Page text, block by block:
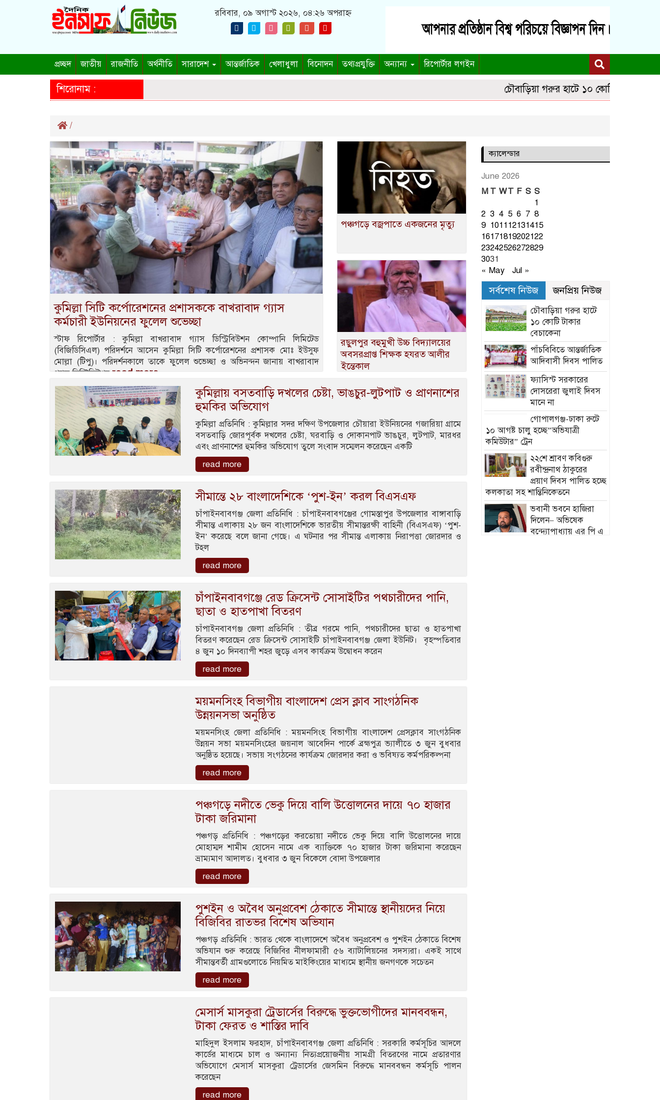
রবিবার, ০৯ অগাস্ট ২০২৬, ০৪:২৬ অপরাহ্ন
প্রচ্ছদ জাতীয় রাজনীতি অর্থনীতি সারাদেশ আন্তর্জাতিক খেলাধুলা বিনোদন তথ্যপ্রযুক্তি অন্যান্য রিপোর্টার লগইন
শিরোনাম : চৌবাড়িয়া গরুর হাটে ১০ কোটি টাকার বেচাকেনা
/
কুমিল্লা সিটি কর্পোরেশনের প্রশাসককে বাখরাবাদ গ্যাস
কর্মচারী ইউনিয়নের ফুলেল শুভেচ্ছা
স্টাফ রিপোর্টার : কুমিল্লা বাখরাবাদ গ্যাস ডিস্ট্রিবিউশন কোম্পানি লিমিটেড
(বিজিডিসিএল) পরিদর্শনে আসেন কুমিল্লা সিটি কর্পোরেশনের প্রশাসক মোঃ ইউসুফ
মোল্লা (টিপু)। পরিদর্শনকালে তাকে ফুলেল শুভেচ্ছা ও অভিনন্দন জানায় বাখরাবাদ
গ্যাস ডিস্ট্রিবিউশন read more
পঞ্চগড়ে বজ্রপাতে একজনের মৃত্যু
রছুলপুর বহুমুখী উচ্চ বিদ্যালয়ের
অবসরপ্রাপ্ত শিক্ষক হযরত আলীর
ইন্তেকাল
কুমিল্লায় বসতবাড়ি দখলের চেষ্টা, ভাঙচুর-লুটপাট ও প্রাণনাশের
হুমকির অভিযোগ
কুমিল্লা প্রতিনিধি : কুমিল্লার সদর দক্ষিণ উপজেলার চৌয়ারা ইউনিয়নের গজারিয়া গ্রামে
বসতবাড়ি জোরপূর্বক দখলের চেষ্টা, ঘরবাড়ি ও দোকানপাট ভাঙচুর, লুটপাট, মারধর
এবং প্রাণনাশের হুমকির অভিযোগ তুলে সংবাদ সম্মেলন করেছেন একটি
read more
সীমান্তে ২৮ বাংলাদেশিকে ‘পুশ-ইন’ করল বিএসএফ
চাঁপাইনবাবগঞ্জ জেলা প্রতিনিধি : চাঁপাইনবাবগঞ্জের গোমস্তাপুর উপজেলার বাঙ্গাবাড়ি
সীমান্ত এলাকায় ২৮ জন বাংলাদেশিকে ভারতীয় সীমান্তরক্ষী বাহিনী (বিএসএফ) ‘পুশ-
ইন’ করেছে বলে জানা গেছে। এ ঘটনার পর সীমান্ত এলাকায় নিরাপত্তা জোরদার ও
টহল
read more
চাঁপাইনবাবগঞ্জে রেড ক্রিসেন্ট সোসাইটির পথচারীদের পানি,
ছাতা ও হাতপাখা বিতরণ
চাঁপাইনবাবগঞ্জ জেলা প্রতিনিধি : তীব্র গরমে পানি, পথচারীদের ছাতা ও হাতপাখা
বিতরণ করেছেন রেড ক্রিসেন্ট সোসাইটি চাঁপাইনবাবগঞ্জ জেলা ইউনিট। বৃহস্পতিবার
৪ জুন ১০ দিনব্যাপী শহর জুড়ে এসব কার্যক্রম উদ্বোধন করেন
read more
ময়মনসিংহ বিভাগীয় বাংলাদেশ প্রেস ক্লাব সাংগঠনিক
উন্নয়নসভা অনুষ্ঠিত
ময়মনসিংহ জেলা প্রতিনিধি : ময়মনসিংহ বিভাগীয় বাংলাদেশ প্রেসক্লাব সাংগঠনিক
উন্নয়ন সভা ময়মনসিংহের জয়নাল আবেদিন পার্কে ব্রহ্মপুত্র ভ্যালীতে ৩ জুন বুধবার
অনুষ্ঠিত হয়েছে। সভায় সংগঠনের কার্যক্রম জোরদার করা ও ভবিষ্যত কর্মপরিকল্পনা
read more
পঞ্চগড়ে নদীতে ভেকু দিয়ে বালি উত্তোলনের দায়ে ৭০ হাজার
টাকা জরিমানা
পঞ্চগড় প্রতিনিধি : পঞ্চগড়ের করতোয়া নদীতে ভেকু দিয়ে বালি উত্তোলনের দায়ে
মোহাম্মদ শামীম হোসেন নামে এক ব্যাক্তিকে ৭০ হাজার টাকা জরিমানা করেছেন
ভ্রাম্যমাণ আদালত। বুধবার ৩ জুন বিকেলে বোদা উপজেলার
read more
পুশইন ও অবৈধ অনুপ্রবেশ ঠেকাতে সীমান্তে স্থানীয়দের নিয়ে
বিজিবির রাতভর বিশেষ অভিযান
পঞ্চগড় প্রতিনিধি : ভারত থেকে বাংলাদেশে অবৈধ অনুপ্রবেশ ও পুশইন ঠেকাতে বিশেষ
অভিযান শুরু করেছে বিজিবির নীলফামারী ৫৬ ব্যাটালিয়নের সদস্যরা। একই সাথে
সীমান্তবর্তী গ্রামগুলোতে নিয়মিত মাইকিংয়ের মাধ্যমে স্থানীয় জনগণকে সচেতন
read more
মেসার্স মাসকুরা ট্রেডার্সের বিরুদ্ধে ভুক্তভোগীদের মানববন্ধন,
টাকা ফেরত ও শাস্তির দাবি
মাহিদুল ইসলাম ফরহাদ, চাঁপাইনবাবগঞ্জ জেলা প্রতিনিধি : সরকারি কর্মসূচির আদলে
কার্ডের মাধ্যমে চাল ও অন্যান্য নিত্যপ্রয়োজনীয় সামগ্রী বিতরণের নামে প্রতারণার
অভিযোগে মেসার্স মাসকুরা ট্রেডার্সের জেসমিন বিরুদ্ধে মানববন্ধন কর্মসূচি পালন
করেছেন
read more
ক্যালেন্ডার
June 2026
M T WT F S S
1
2 3 4 5 6 7 8
9 101112131415
16171819202122
23242526272829
3031
« May
Jul »
সর্বশেষ নিউজ জনপ্রিয় নিউজ
চৌবাড়িয়া গরুর হাটে
১০ কোটি টাকার
বেচাকেনা
পাঁচবিবিতে আন্তর্জাতিক
আদিবাসী দিবস পালিত
ফ্যাসিস্ট সরকারের
দোসরেরা জুলাই দিবস
মানে না
গোপালগঞ্জ-ঢাকা রুটে
১০ আগষ্ট চালু হচ্ছে”অভিযাত্রী
কমিউটার” ট্রেন
২২শে শ্রাবণ কবিগুরু
রবীন্দ্রনাথ ঠাকুরের
প্রয়াণ দিবস পালিত হচ্ছে
কলকাতা সহ শান্তিনিকেতনে
ভবানী ভবনে হাজিরা
দিলেন– অভিষেক
বন্দ্যোপাধ্যায় এর পি এ